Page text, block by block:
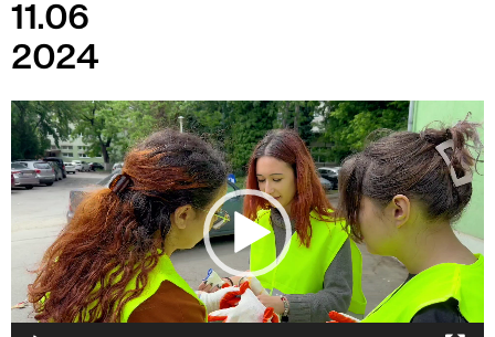
11.06
2024
P
l
a
y
e
e